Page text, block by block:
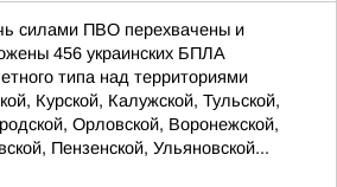
силами ПВО перехвачены и
456 украинских БПЛА
типа над территориями
Курской, Калужской, Тульской,
Орловской, Воронежской,
Пензенской, Ульяновской...